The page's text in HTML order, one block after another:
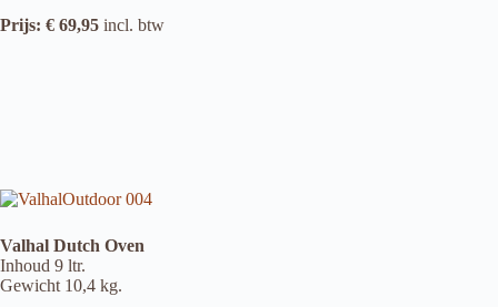
Prijs: € 69,95 incl. btw
Valhal Dutch Oven
Inhoud 9 ltr.
Gewicht 10,4 kg.